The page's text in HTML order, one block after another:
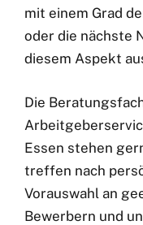
mit einem Grad
oder die nächste
diesem Aspekt
Die
Essen stehen
treffen nach
Vorauswahl an
Bewerbern und